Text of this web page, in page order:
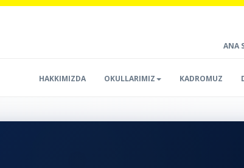
ANA
HAKKIMIZDA OKULLARIMIZ KADROMUZ